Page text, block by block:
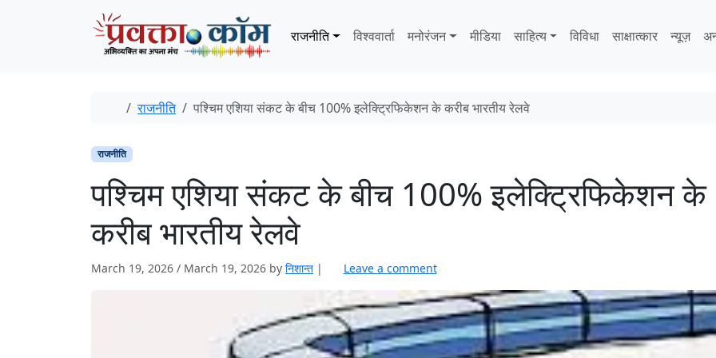
राजनीति
विश्ववार्ता मनोरंजन मीडिया साहित्‍य विविधा साक्षात्‍कार न्यूज़
Home
राजनीति पश्चिम एशिया संकट के बीच 100% इलेक्ट्रिफिकेशन के करीब भारतीय रेलवे
राजनीति
पश्चिम एशिया संकट के बीच 100% इलेक्ट्रिफिकेशन के
करीब भारतीय रेलवे
March 19, 2026 / March 19, 2026 by निशान्त | Leave a comment